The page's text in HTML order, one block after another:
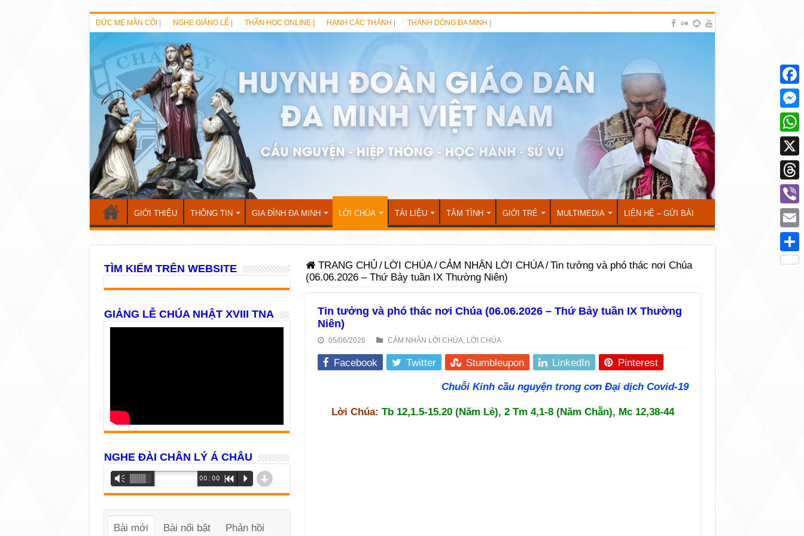
ĐỨC MẸ MÂN CÔI | NGHE GIẢNG LỄ | THẦN HỌC ONLINE | HẠNH CÁC THÁNH | THÁNH DÒNG ĐA MINH |
GIỚI THIỆU THÔNG TIN GIA ĐÌNH ĐA MINH LỜI CHÚA TÀI LIỆU TÂM TÌNH GIỚI TRẺ MULTIMEDIA LIÊN HỆ – GỬI BÀI
TRANG CHỦ / LỜI CHÚA/CẢM NHẬN LỜI CHÚA/Tin tưởng và phó thác nơi Chúa
(06.06.2026 – Thứ Bảy tuần IX Thường Niên)
Tin tưởng và phó thác nơi Chúa (06.06.2026 – Thứ Bảy tuần IX Thường
Niên)
05/06/2026 CẢM NHẬN LỜI CHÚA, LỜI CHÚA
Facebook Twitter Stumbleupon LinkedIn Pinterest
Chuỗi Kinh cầu nguyện trong cơn Đại dịch Covid-19
Lời Chúa: Tb 12,1.5-15.20 (Năm Lẻ), 2 Tm 4,1-8 (Năm Chẵn), Mc 12,38-44
TÌM KIẾM TRÊN WEBSITE
GIẢNG LỄ CHÚA NHẬT XVIII TNA
NGHE ĐÀI CHÂN LÝ Á CHÂU
Trình
phát
âm
Vm 00:00 R P d
Bài mới Bài nổi bật Phản hồi
X
Viber